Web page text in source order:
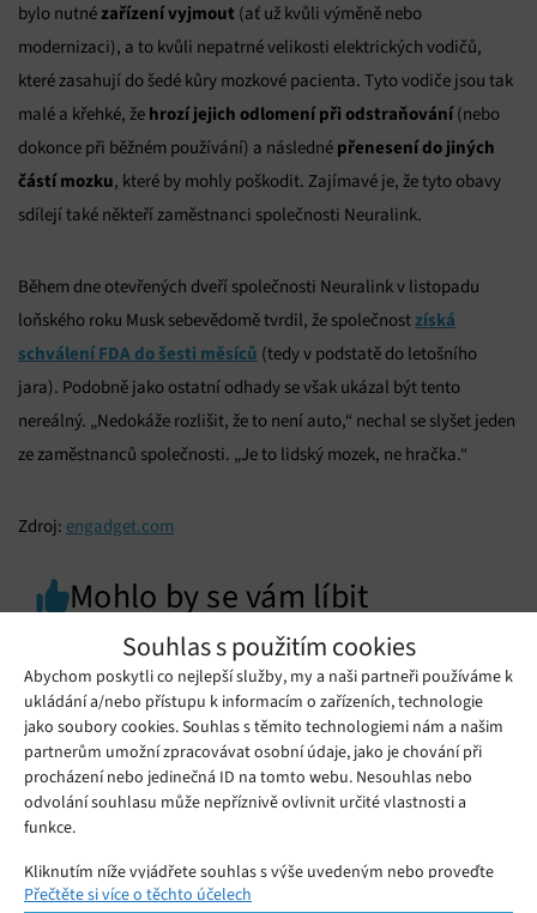
Souhlas s použitím cookies
Abychom poskytli co nejlepší služby, my a naši partneři používáme k
ukládání a/nebo přístupu k informacím o zařízeních, technologie
jako soubory cookies. Souhlas s těmito technologiemi nám a našim
partnerům umožní zpracovávat osobní údaje, jako je chování při
procházení nebo jedinečná ID na tomto webu. Nesouhlas nebo
odvolání souhlasu může nepříznivě ovlivnit určité vlastnosti a
funkce.
Kliknutím níže vyjádřete souhlas s výše uvedeným nebo proveďte
podrobnější rozhodnutí. Vaše volby budou použity pouze na tomto
Přečtěte si více o těchto účelech
bylo nutnézařízení vyjmout (ať už kvůli výměně nebo
modernizaci), a to kvůli nepatrné velikosti elektrických vodičů,
které zasahují do šedé kůry mozkové pacienta. Tyto vodiče jsou tak
malé a křehké, že hrozí jejich odlomení při odstraňování(nebo
dokonce při běžném používání) a následné přenesení do jiných
částí mozku, které by mohly poškodit. Zajímavé je, že tyto obavy
sdílejí také někteří zaměstnanci společnosti Neuralink.
Během dne otevřených dveří společnosti Neuralink v listopadu
loňského roku Musk sebevědomě tvrdil, že společnostzíská
schválení FDA do šesti měsíců (tedy v podstatě do letošního
jara). Podobně jako ostatní odhady se však ukázal být tento
nereálný. „Nedokáže rozlišit, že to není auto,“ nechal se slyšet jeden
ze zaměstnanců společnosti. „Je to lidský mozek, ne hračka.“
Zdroj: engadget.com
Mohlo by se vám líbit